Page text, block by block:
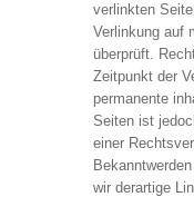
verlinkten
Verlinkung auf
überprüft.
Zeitpunkt der
permanente
Seiten ist
einer
wir derartige